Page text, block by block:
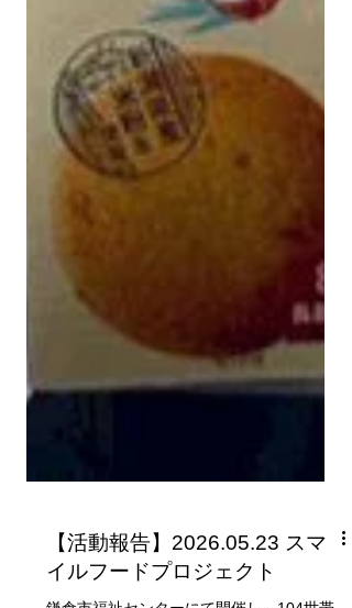
【活動報告】2026.05.23 スマ